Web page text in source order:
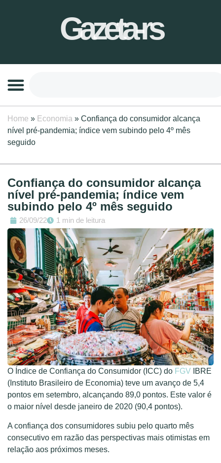
Gazeta-rs
Home » Economia » Confiança do consumidor alcança
nível pré-pandemia; índice vem subindo pelo 4º mês
seguido
Confiança do consumidor alcança
nível pré-pandemia; índice vem
subindo pelo 4º mês seguido
26/09/22 1 min de leitura
O Índice de Confiança do Consumidor (ICC) do FGV IBRE
(Instituto Brasileiro de Economia) teve um avanço de 5,4
pontos em setembro, alcançando 89,0 pontos. Este valor é
o maior nível desde janeiro de 2020 (90,4 pontos).
A confiança dos consumidores subiu pelo quarto mês
consecutivo em razão das perspectivas mais otimistas em
relação aos próximos meses.